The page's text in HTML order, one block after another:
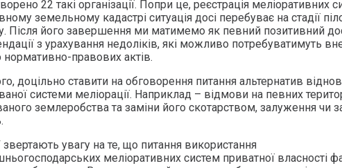
22 такі організації. Попри це, реєстрація меліоративних
земельному кадастрі ситуація досі перебуває на стадії
Після його завершення ми матимемо як певний позитивний
з урахування недоліків, які можливо потребуватимуть
нормативно-правових актів.
доцільно ставити на обговорення питання альтернатив
системи меліорації. Наприклад – відмови на певних
землеробства та заміни його скотарством, залуження чи
увагу на те, що питання використання
меліоративних систем приватної власності